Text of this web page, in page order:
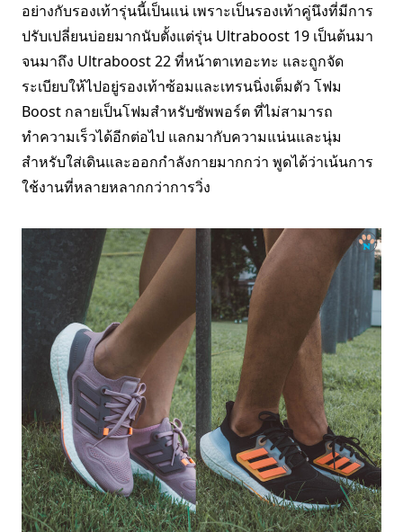
อย่างกับรองเท้ารุ่นนี้เป็นแน่ เพราะเป็นรองเท้าคู่นึงที่มีการ
ปรับเปลี่ยนบ่อยมากนับตั้งแต่รุ่น Ultraboost 19 เป็นต้นมา
จนมาถึง Ultraboost 22 ที่หน้าตาเทอะทะ และถูกจัด
ระเบียบให้ไปอยู่รองเท้าซ้อมและเทรนนิ่งเต็มตัว โฟม
Boost กลายเป็นโฟมสำหรับซัพพอร์ต ที่ไม่สามารถ
ทำความเร็วได้อีกต่อไป แลกมากับความแน่นและนุ่ม
สำหรับใส่เดินและออกกำลังกายมากกว่า พูดได้ว่าเน้นการ
ใช้งานที่หลายหลากกว่าการวิ่ง